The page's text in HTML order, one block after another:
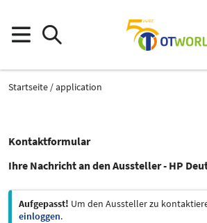
Startseite
application
Kontaktformular
Ihre Nachricht an den Aussteller - HP
Aufgepasst! Um den Aussteller zu
einloggen.